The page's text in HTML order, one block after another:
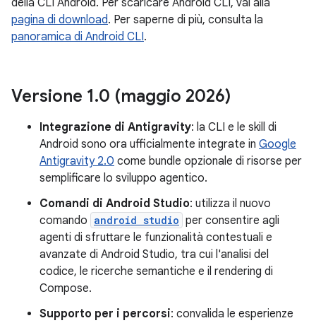
della CLI Android. Per scaricare Android CLI, vai alla
pagina di download. Per saperne di più, consulta la
panoramica di Android CLI.
Versione 1.0 (maggio 2026)
Integrazione di Antigravity: la CLI e le skill di
Android sono ora ufficialmente integrate in Google
Antigravity 2.0 come bundle opzionale di risorse per
semplificare lo sviluppo agentico.
Comandi di Android Studio: utilizza il nuovo
comando android studio per consentire agli
agenti di sfruttare le funzionalità contestuali e
avanzate di Android Studio, tra cui l'analisi del
codice, le ricerche semantiche e il rendering di
Compose.
Supporto per i percorsi: convalida le esperienze